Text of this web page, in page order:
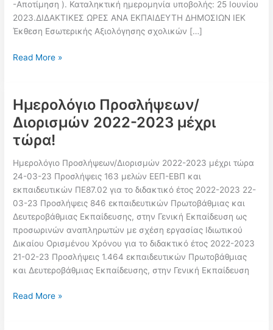
-Αποτίμηση ). Καταληκτική ημερομηνία υποβολής: 25 Ιουνίου
2023.ΔΙΔΑΚΤΙΚΕΣ ΩΡΕΣ ΑΝΑ ΕΚΠΑΙΔΕΥΤΗ ΔΗΜΟΣΙΩΝ ΙΕΚ
Έκθεση Εσωτερικής Αξιολόγησης σχολικών […]
ΙΕΠ
ΓΙΑ
ΑΞΙΟΛΟΓΗΣΗ
ΣΧΟΛΙΚΩΝ
ΜΟΝΑΔΩΝ
ΈΚΘΕΣΗ
ΕΣΩΤΕΡΙΚΗΣ
ΑΞΙΟΛΟΓΗΣΗΣ
–
2022-
2023
Read More »
Ημερολόγιο Προσλήψεων/
Διορισμών 2022-2023 μέχρι
τώρα!
Ημερολόγιο Προσλήψεων/Διορισμών 2022-2023 μέχρι τώρα
24-03-23 Προσλήψεις 163 μελών ΕΕΠ-ΕΒΠ και
εκπαιδευτικών ΠΕ87.02 για το διδακτικό έτος 2022-2023 22-
03-23 Προσλήψεις 846 εκπαιδευτικών Πρωτοβάθμιας και
Δευτεροβάθμιας Εκπαίδευσης, στην Γενική Εκπαίδευση ως
προσωρινών αναπληρωτών με σχέση εργασίας Ιδιωτικού
Δικαίου Ορισμένου Χρόνου για το διδακτικό έτος 2022-2023
21-02-23 Προσλήψεις 1.464 εκπαιδευτικών Πρωτοβάθμιας
και Δευτεροβάθμιας Εκπαίδευσης, στην Γενική Εκπαίδευση
Ημερολόγιο
Read More »